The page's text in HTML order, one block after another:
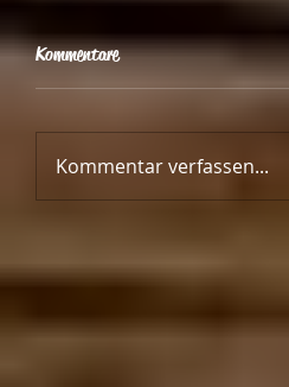
Kommentare
Kommentar verfassen...